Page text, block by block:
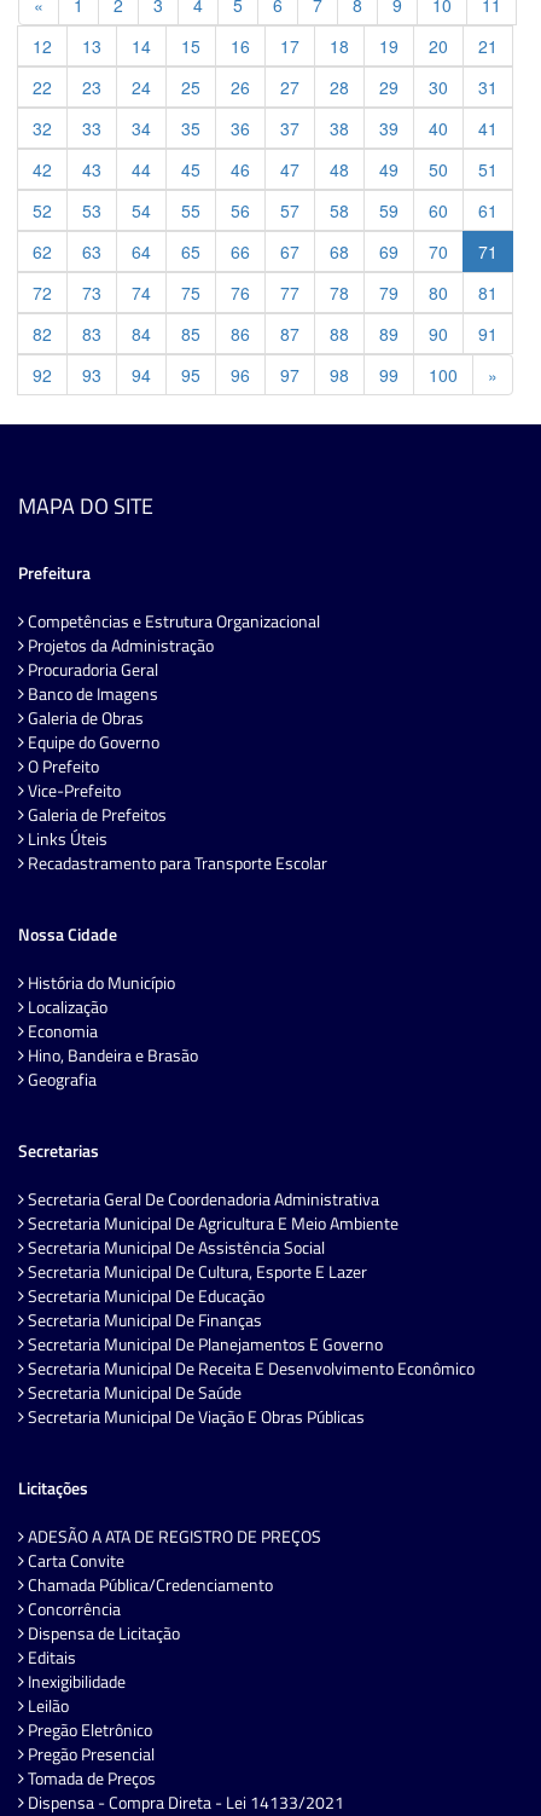
12
13 14 15 16 17 18 19 20
21
22
23 24 25 26 27 28 29 30
31
32
33 34 35 36 37 38 39 40
41
42
43 44 45 46 47 48 49 50
51
52
53 54 55 56 57 58 59 60
61
62
63 64 65 66 67 68 69 70
71
72
73 74 75 76 77 78 79 80
81
82
83 84 85 86 87 88 89 90
91
92
93 94 95 96 97 98 99 100 »
MAPA DO SITE
Prefeitura
Competências e Estrutura Organizacional
Projetos da Administração
Procuradoria Geral
Banco de Imagens
Galeria de Obras
Equipe do Governo
O Prefeito
Vice-Prefeito
Galeria de Prefeitos
Links Úteis
Recadastramento para Transporte Escolar
Nossa Cidade
História do Município
Localização
Economia
Hino, Bandeira e Brasão
Geografia
Secretarias
Secretaria Geral De Coordenadoria Administrativa
Secretaria Municipal De Agricultura E Meio Ambiente
Secretaria Municipal De Assistência Social
Secretaria Municipal De Cultura, Esporte E Lazer
Secretaria Municipal De Educação
Secretaria Municipal De Finanças
Secretaria Municipal De Planejamentos E Governo
Secretaria Municipal De Receita E Desenvolvimento Econômico
Secretaria Municipal De Saúde
Secretaria Municipal De Viação E Obras Públicas
Licitações
ADESÃO A ATA DE REGISTRO DE PREÇOS
Carta Convite
Chamada Pública/Credenciamento
Concorrência
Dispensa de Licitação
Editais
Inexigibilidade
Leilão
Pregão Eletrônico
Pregão Presencial
Tomada de Preços
Dispensa - Compra Direta - Lei 14133/2021